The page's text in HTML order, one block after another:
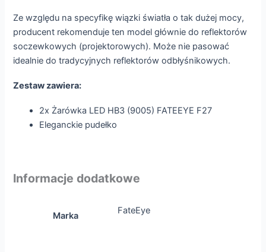
Ze względu na specyfikę wiązki światła o tak dużej mocy,
producent rekomenduje ten model głównie do reflektorów
soczewkowych (projektorowych). Może nie pasować
idealnie do tradycyjnych reflektorów odbłyśnikowych.
Zestaw zawiera:
2x Żarówka LED HB3 (9005) FATEEYE F27
Eleganckie pudełko
Informacje dodatkowe
Marka FateEye